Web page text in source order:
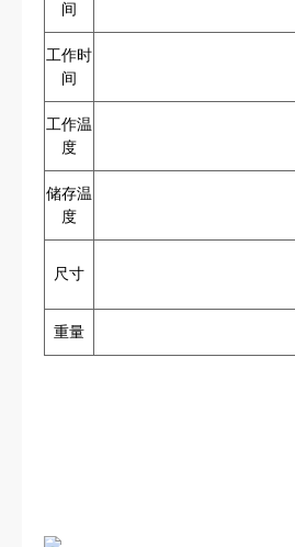
间
工作时
间
工作温
度
储存温
度
尺寸
重量